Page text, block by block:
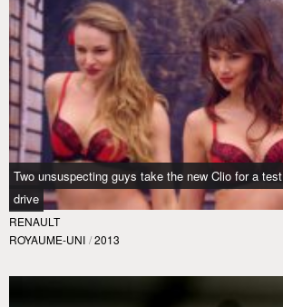
Two unsuspecting guys take the new Clio for a test
drive
RENAULT
ROYAUME-UNI / 2013